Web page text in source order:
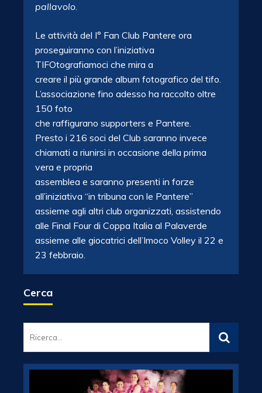
pallavolo.
Le attività del I° Fan Club Pantere ora
proseguiranno con l’iniziativa
TIFOtografiamoci che mira a
creare il più grande album fotografico del tifo.
L’associazione fino adesso ha raccolto oltre
150 foto
che raffigurano supporters e Pantere.
Presto i 216 soci del Club saranno invece
chiamati a riunirsi in occasione della prima
vera e propria
assemblea e saranno presenti in forze
all’iniziativa “in tribuna con le Pantere”
assieme agli altri club organizzati, assistendo
alle Final Four di Coppa Italia al Palaverde
assieme alle giocatrici dell’Imoco Volley il 22 e
23 febbraio.
Cerca